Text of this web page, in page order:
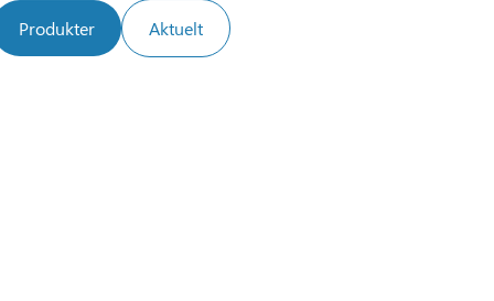
Produkter Aktuelt